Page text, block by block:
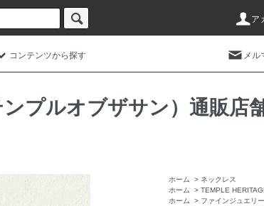
ア
コンテンツから探す メル
プルオブザサン）通販店
ホーム > ネックレス
ホーム
> TEMPLE
ホーム
> ファインジュエリー